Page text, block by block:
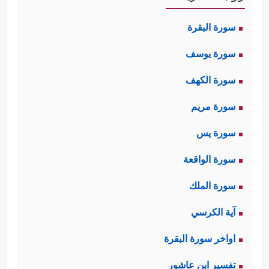
لهم قبل النزول إلى ميدان الدعوة وإصلاح
المجتمع، فقد قال الله لنبيّه محمدٍ
الاعتزال في غار حراء لشهور عدَّة قبل
سورة البقرة
سورة يوسف
سورة الكهف
سورة مريم
سورة يس
سورة الواقعة
سورة الملك
آية الكرسي
اواخر سورة البقرة
تفسير ابن عاشور